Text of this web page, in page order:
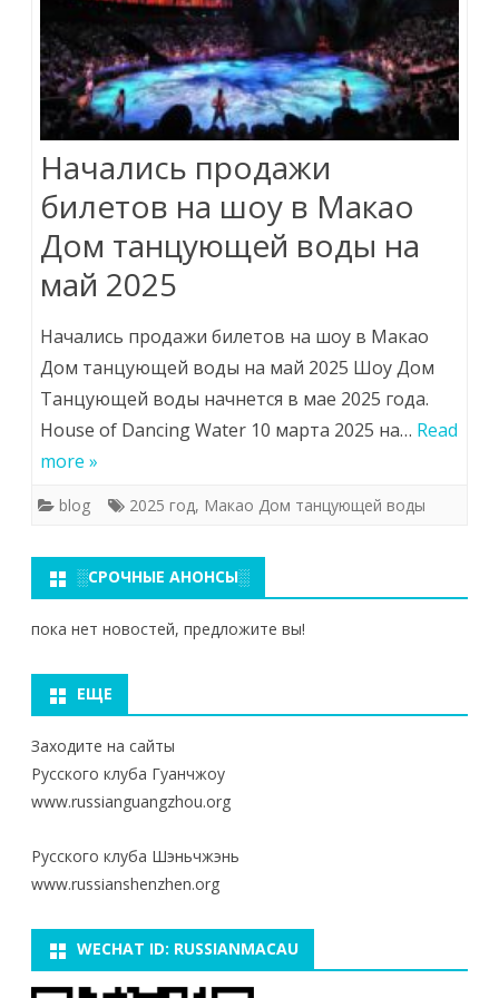
Начались продажи
билетов на шоу в Макао
Дом танцующей воды на
май 2025
Начались продажи билетов на шоу в Макао
Дом танцующей воды на май 2025 Шоу Дом
Танцующей воды начнется в мае 2025 года.
House of Dancing Water 10 марта 2025 на… Read
more »
blog 2025 год, Макао Дом танцующей воды
░СРОЧНЫЕ АНОНСЫ░
пока нет новостей, предложите вы!
ЕЩЕ
Заходите на сайты
Русского клуба Гуанчжоу
www.russianguangzhou.org
Русского клуба Шэньчжэнь
www.russianshenzhen.org
WECHAT ID: RUSSIANMACAU